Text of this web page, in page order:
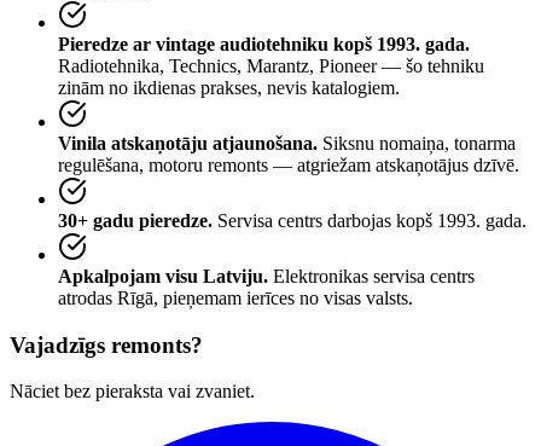
Pieredze ar vintage audiotehniku kopš 1993. gada.
Radiotehnika, Technics, Marantz, Pioneer — šo tehniku
zinām no ikdienas prakses, nevis katalogiem.
Vinila atskaņotāju atjaunošana. Siksnu nomaiņa, tonarma
regulēšana, motoru remonts — atgriežam atskaņotājus dzīvē.
30+ gadu pieredze. Servisa centrs darbojas kopš 1993. gada.
Apkalpojam visu Latviju. Elektronikas servisa centrs
atrodas Rīgā, pieņemam ierīces no visas valsts.
Vajadzīgs remonts?
Nāciet bez pieraksta vai zvaniet.